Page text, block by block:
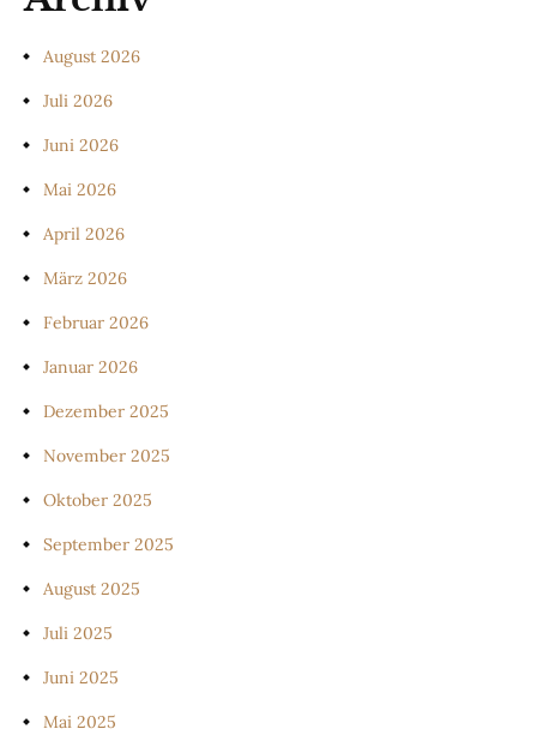
August 2026
Juli 2026
Juni 2026
Mai 2026
April 2026
März 2026
Februar 2026
Januar 2026
Dezember 2025
November 2025
Oktober 2025
September 2025
August 2025
Juli 2025
Juni 2025
Mai 2025